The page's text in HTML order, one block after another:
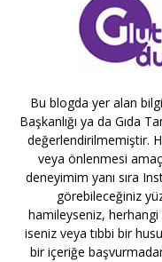
Bu blogda yer alan
Başkanlığı ya da Gıda
değerlendirilmemiştir.
veya önlenmesi
deneyimim yanı sıra
görebileceğiniz
hamileyseniz,
iseniz veya tıbbi bir
bir içeriğe